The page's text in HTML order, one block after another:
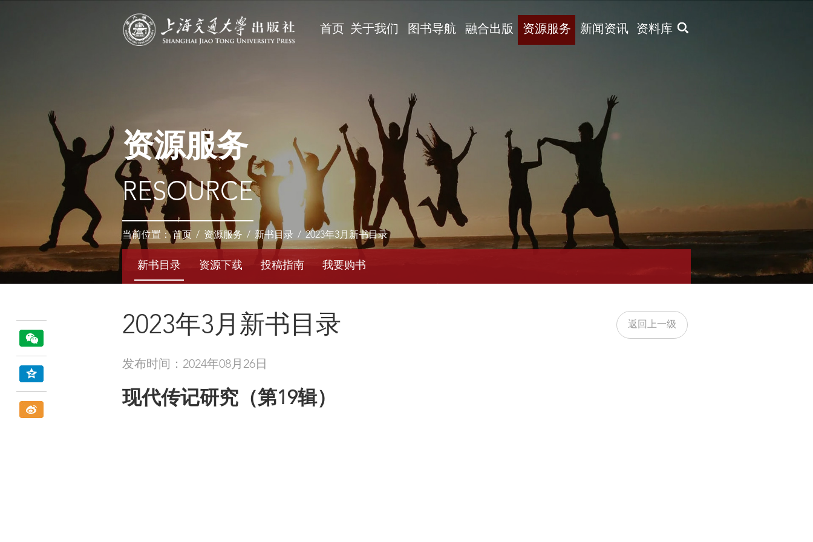
X
首页 关于我们 图书导航 融合出版 资源服务 新闻资讯 资料库
资源服务
RESOURCE
当前位置：首页 / 资源服务 / 新书目录 / 2023年3月新书目录
新书目录 资源下载 投稿指南 我要购书
2023年3月新书目录 返回上一级
发布时间：2024年08月26日
现代传记研究（第19辑）